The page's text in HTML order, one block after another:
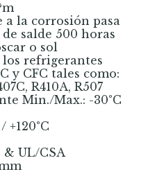
la corrosión pasa
salde 500 horas
o sol
refrigerantes
y CFC tales como:
R410A, R507
Min./Max.: -30°C
+120°C
& UL/CSA